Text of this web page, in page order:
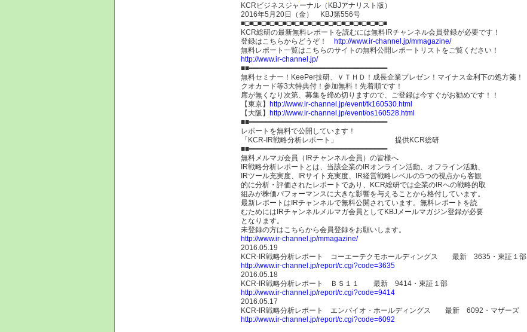
KCRビジネスジャーナル（KBJアナリスト版）
2016年5月20日（金） KBJ第556号
■□■□■□■□■□■□■□■□■□■□■□■□■□■□■□■□■□■
KCR総研の最新無料レポートを読むには無料IRチャンネル会員登録が必要です！
登録はこちらからどうぞ！ http://www.ir-channel.jp/mmagazine/
無料レポート一覧はこちらのサイトの無料公開レポートリストをご覧ください！
http://www.ir-channel.jp/
■■━━━━━━━━━━━━━━━━━━━━━━━━━━━━━━━━━
無料セミナー！KeePer技研、ＶＴＨＤ！成長企業プレゼン！マイナス金利下の処方箋！
クオカード等3大特典付！参加無料！先着順です！
席が無くなり次第、募集を締め切りますので、ご登録は今すぐがお勧めです！！
【東京】 http://www.ir-channel.jp/event/tk160530.html
【大阪】 http://www.ir-channel.jp/event/os160528.html
■■━━━━━━━━━━━━━━━━━━━━━━━━━━━━━━━━━
レポートを無料で公開しています！
「KCR-IR戦略分析レポート」 提供KCR総研
■■━━━━━━━━━━━━━━━━━━━━━━━━━━━━━━━━━
無料メルマガ会員（IRチャンネル会員）の皆様へ
IR戦略分析レポートとは、当該企業のIRオンライン活動、オフライン活動、
IRツール充実度、IRサイト充実度、IR経営戦略レベルの5つの視点から客観
的に分析・評価されたレポートであり、KCR総研では企業のIRへの戦略的取
組みが株価パフォーマンスに大きな影響を与えることから格付しています。
最新レポートはIRチャンネルで無料公開されています。無料レポートを読
むためにはIRチャンネルメルマガ会員としてKBJメールマガジン登録が必要
となります。
未登録の方はこちらから会員登録をお願いします。
http://www.ir-channel.jp/mmagazine/
2016.05.19
KCR-IR戦略分析レポート コーエーテクモホールディングス 最新 3635・東証１部
http://www.ir-channel.jp/report/c.cgi?code=3635
2016.05.18
KCR-IR戦略分析レポート ＢＳ１１ 最新 9414・東証１部
http://www.ir-channel.jp/report/c.cgi?code=9414
2016.05.17
KCR-IR戦略分析レポート エンバイオ・ホールディングス 最新 6092・マザーズ
http://www.ir-channel.jp/report/c.cgi?code=6092